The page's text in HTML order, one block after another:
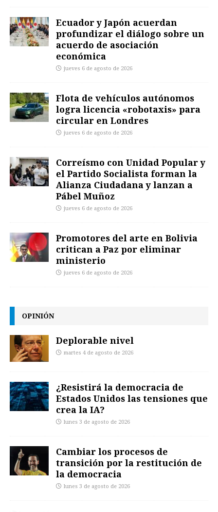
Ecuador y Japón acuerdan
profundizar el diálogo sobre un
acuerdo de asociación
económica
jueves 6 de agosto de 2026
Flota de vehículos autónomos
logra licencia «robotaxis» para
circular en Londres
jueves 6 de agosto de 2026
Correísmo con Unidad Popular y
el Partido Socialista forman la
Alianza Ciudadana y lanzan a
Pábel Muñoz
jueves 6 de agosto de 2026
Promotores del arte en Bolivia
critican a Paz por eliminar
ministerio
jueves 6 de agosto de 2026
OPINIÓN
Deplorable nivel
martes 4 de agosto de 2026
¿Resistirá la democracia de
Estados Unidos las tensiones que
crea la IA?
lunes 3 de agosto de 2026
Cambiar los procesos de
transición por la restitución de
la democracia
lunes 3 de agosto de 2026